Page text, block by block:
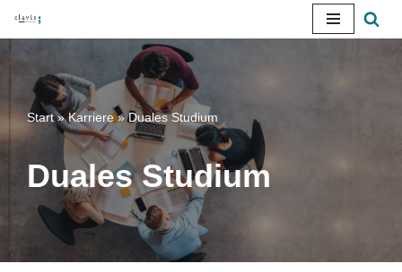
Zum
Inhalt
springen
Start»Karriere»Duales Studium
Duales Studium